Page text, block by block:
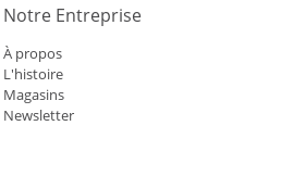
Notre Entreprise
À propos
L'histoire
Magasins
Newsletter